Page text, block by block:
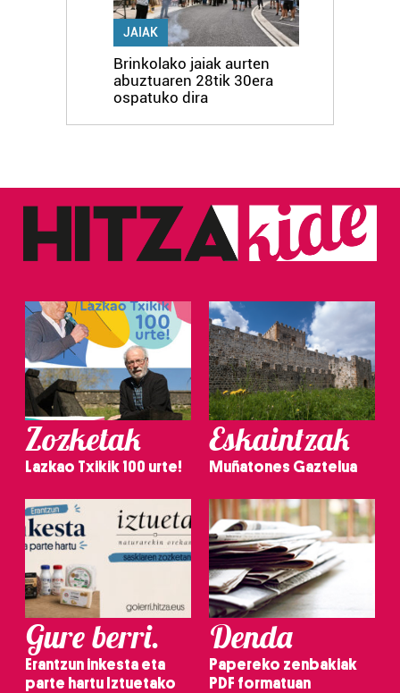
JAIAK
Brinkolako jaiak aurten
abuztuaren 28tik 30era
ospatuko dira
Zozketak
Lazkao Txikik 100 urte!
Eskaintzak
Muñatones Gaztelua
Gure berri.
Erantzun inkesta eta
parte hartu Iztuetako
Denda
Papereko zenbakiak
PDF formatuan